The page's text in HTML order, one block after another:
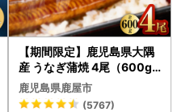
【期間限定】鹿児島県大隅
産 うなぎ蒲焼 4尾（600g
） KN007-004-04-cp18
うなぎ 鰻 魚 惣菜 総菜
鹿児島県鹿屋市
(5767)